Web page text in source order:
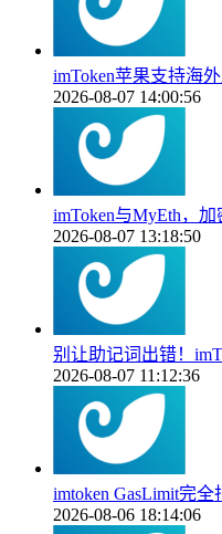
imToken苹果支持海
2026-08-07 14:00:56
imToken与MyEth，
2026-08-07 13:18:50
别让助记词出错！
2026-08-07 11:12:36
imtoken GasLimit完
2026-08-06 18:14:06